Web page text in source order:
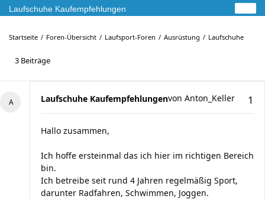
Laufschuhe Kaufempfehlungen
Startseite Foren-Übersicht Laufsport-Foren Ausrüstung Laufschuhe
3 Beiträge
Laufschuhe Kaufempfehlungen 1
von Anton_Keller
Hallo zusammen,
Ich hoffe ersteinmal das ich hier im richtigen Bereich
bin.
Ich betreibe seit rund 4 Jahren regelmäßig Sport,
darunter Radfahren, Schwimmen, Joggen.